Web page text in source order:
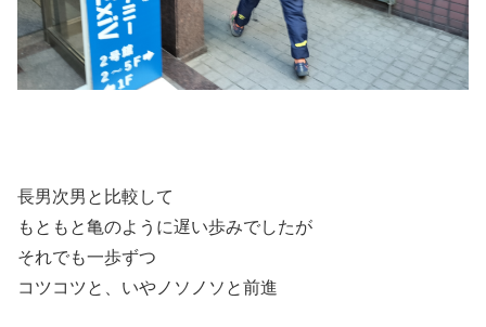
長男次男と比較して
もともと亀のように遅い歩みでしたが
それでも一歩ずつ
コツコツと、いやノソノソと前進